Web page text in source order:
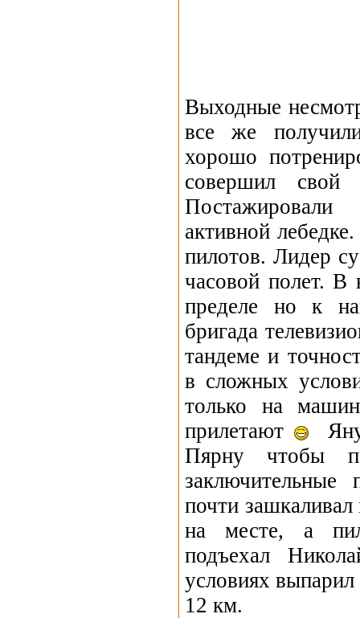
Выходные
все же
хорошо
совершил свой
активной
пилотов. Лидер
часовой полет. В
пределе но к
бригада
тандеме и
в сложных
только на
прилетают
Пярну чтобы
почти
на месте, а
подъехал
условиях
12 км.